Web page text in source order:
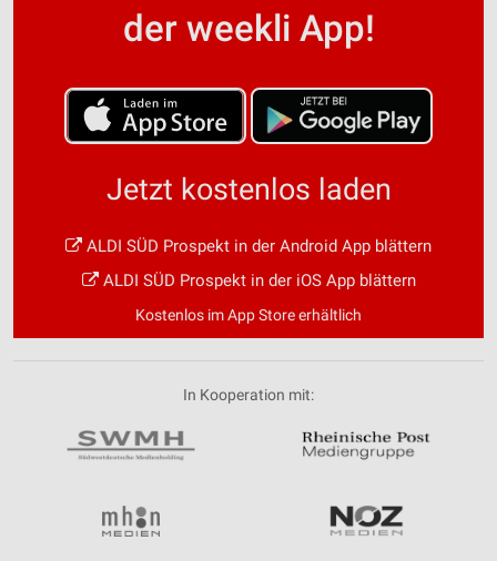
der weekli App!
Jetzt kostenlos laden
ALDI SÜD Prospekt in der Android App blättern
ALDI SÜD Prospekt in der iOS App blättern
Kostenlos im App Store erhältlich
In Kooperation mit: